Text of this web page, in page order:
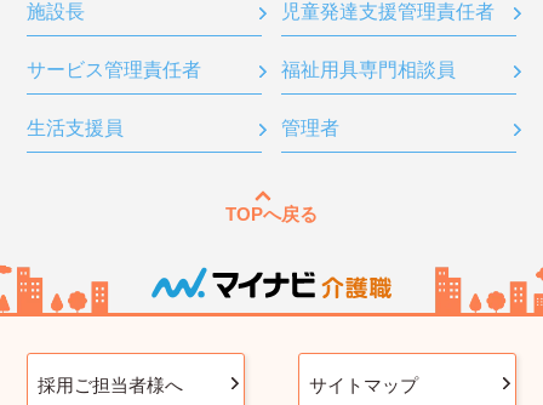
施設長 児童発達支援管理責任者
サービス管理責任者 福祉用具専門相談員
生活支援員 管理者
TOPへ戻る
採用ご担当者様へ サイトマップ